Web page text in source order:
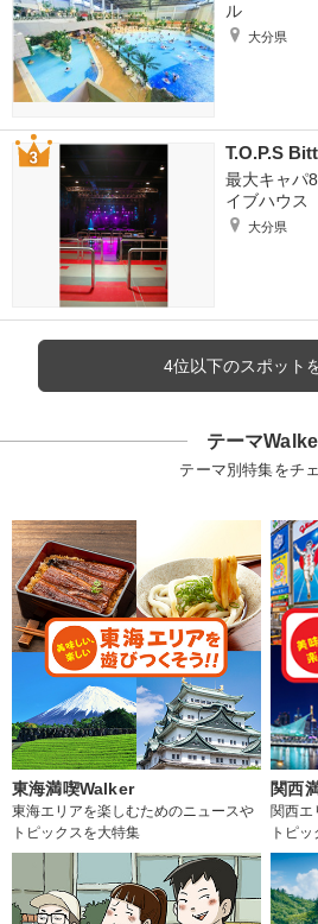
ル
大分県
T.O.P.S
最大キャパ
イブハウス
大分県
4位以下のスポット
テーマ
テーマ別特集をチ
東海満喫Walker
東海エリアを楽しむためのニュースや
トピックスを大特集
関西
関西エ
トピ